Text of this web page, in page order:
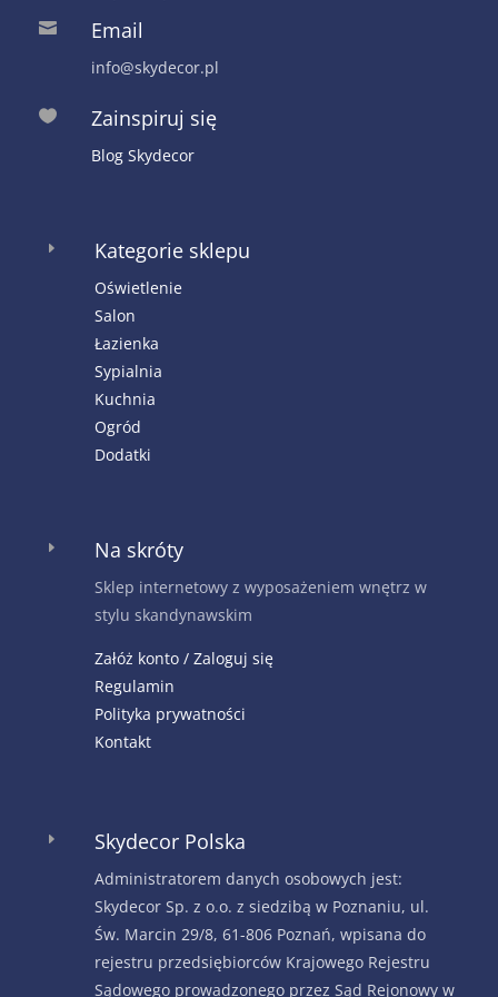
 Email
info@skydecor.pl
 Zainspiruj się
Blog Skydecor
E Kategorie sklepu
Oświetlenie
Salon
Łazienka
Sypialnia
Kuchnia
Ogród
Dodatki
E Na skróty
Sklep internetowy z wyposażeniem wnętrz w
stylu skandynawskim
Załóż konto / Zaloguj się
Regulamin
Polityka prywatności
Kontakt
E Skydecor Polska
Administratorem danych osobowych jest:
Skydecor Sp. z o.o. z siedzibą w Poznaniu, ul.
Św. Marcin 29/8, 61-806 Poznań, wpisana do
rejestru przedsiębiorców Krajowego Rejestru
Sądowego prowadzonego przez Sąd Rejonowy w